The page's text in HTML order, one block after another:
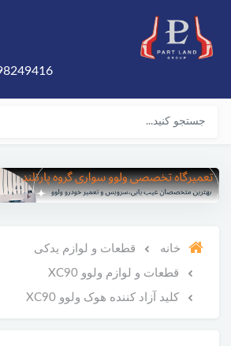
- 09126361710
خانه قطعات و لوازم یدکی
قطعات و لوازم ولوو XC90
کلید آزاد کننده هوک ولوو XC90